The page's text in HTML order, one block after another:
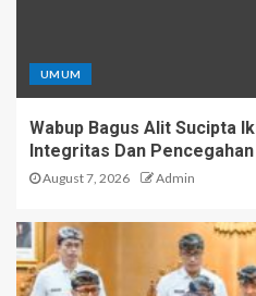
UMUM
Wabup Bagus Alit Sucipta
Integritas Dan
August 7, 2026 Admin